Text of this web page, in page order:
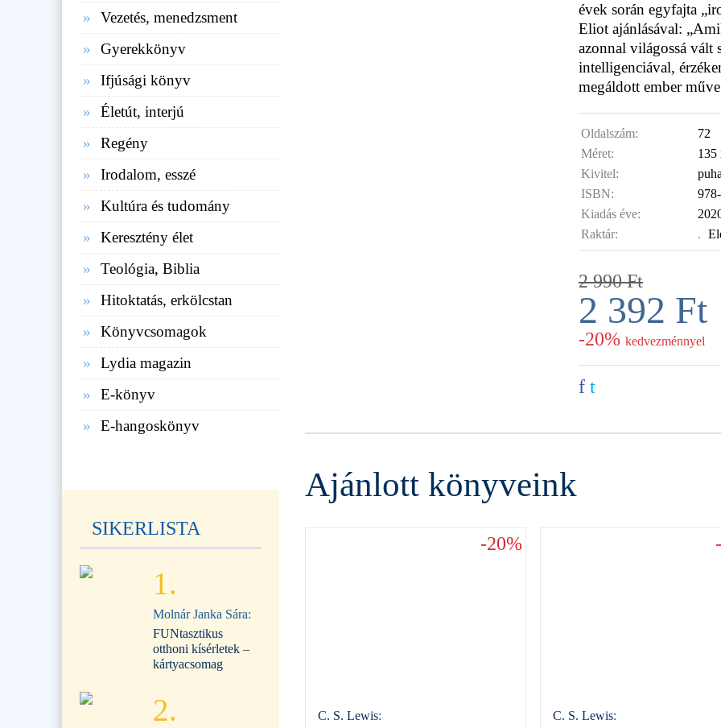
évek során egyfajta
Eliot ajánlásával:
azonnal világossá vált
intelligenciával,
megáldott ember
Oldalszám:
72
Méret:
135
Kivitel:
ISBN:
Kiadás éve:
Raktár:
.
2 990Ft
2 392 Ft
-20% kedvezménnyel
f t
Ajánlott könyveink
-20%
C. S. Lewis: C. S. Lewis:
Vezetés, menedzsment
Gyerekkönyv
Ifjúsági könyv
Életút, interjú
Regény
Irodalom, esszé
Kultúra és tudomány
Keresztény élet
Teológia, Biblia
Hitoktatás, erkölcstan
Könyvcsomagok
Lydia magazin
E-könyv
E-hangoskönyv
SIKERLISTA
1.
Molnár Janka Sára:
FUNtasztikus
otthoni kísérletek –
kártyacsomag
2.